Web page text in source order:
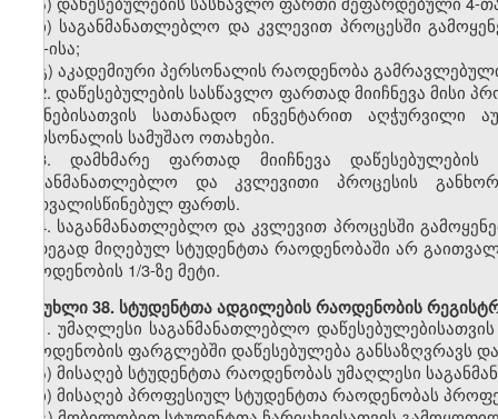
ბ) საგანმანათლებლო და კვლევით პროცესში
500-ისა;
გ) აკადემიური პერსონალის რაოდენობა
2.დაწესებულების სასწავლო ფართად მიიჩნევა მისი
მიზნებისათვის სათანადო ინვენტარით
პერსონალის სამუშაო ოთახები.
3.დამხმარე ფართად მიიჩნევა
საგანმანათლებლო და კვლევითი პროცესის
გათვალისწინებულ ფართს.
4. საგანმანათლებლო და კვლევით პროცესში
შედეგად მიღებულ სტუდენტთა რაოდენობაში არ
რაოდენობის 1/3-ზე მეტი.
მუხლი38. სტუდენტთა ადგილების რაოდენობის
1. უმაღლესი საგანმანათლებლო
რაოდენობის ფარგლებში დაწესებულება განსაზღვრავს
ა) მისაღებ სტუდენტთა რაოდენობას უმაღლესი
ბ) მისაღებ პროფესიულ სტუდენტთა რაოდენობას